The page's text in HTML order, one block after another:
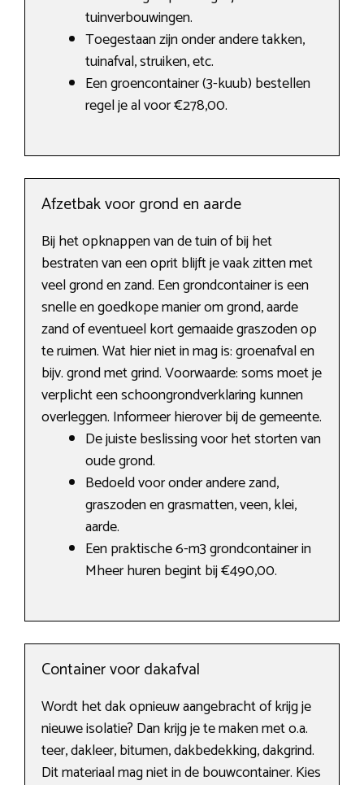
tuinverbouwingen.
Toegestaan zijn onder andere takken,
tuinafval, struiken, etc.
Een groencontainer (3-kuub) bestellen
regel je al voor €278,00.
Afzetbak voor grond en aarde
Bij het opknappen van de tuin of bij het
bestraten van een oprit blijft je vaak zitten met
veel grond en zand. Een grondcontainer is een
snelle en goedkope manier om grond, aarde
zand of eventueel kort gemaaide graszoden op
te ruimen. Wat hier niet in mag is: groenafval en
bijv. grond met grind. Voorwaarde: soms moet je
verplicht een schoongrondverklaring kunnen
overleggen. Informeer hierover bij de gemeente.
De juiste beslissing voor het storten van
oude grond.
Bedoeld voor onder andere zand,
graszoden en grasmatten, veen, klei,
aarde.
Een praktische 6-m3 grondcontainer in
Mheer huren begint bij €490,00.
Container voor dakafval
Wordt het dak opnieuw aangebracht of krijg je
nieuwe isolatie? Dan krijg je te maken met o.a.
teer, dakleer, bitumen, dakbedekking, dakgrind.
Dit materiaal mag niet in de bouwcontainer. Kies